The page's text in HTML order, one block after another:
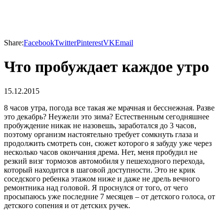
Share:FacebookTwitterPinterestVKEmail
Что пробуждает каждое утро
15.12.2015
8 часов утра, погода все такая же мрачная и бесснежная. Разве
это декабрь? Неужели это зима? Естественным сегодняшнее
пробуждение никак не назовешь, заработался до 3 часов,
поэтому организм настоятельно требует сомкнуть глаза и
продолжить смотреть сон, сюжет которого я забуду уже через
несколько часов окончания дрема. Нет, меня пробудил не
резкий визг тормозов автомобиля у пешеходного перехода,
который находится в шаговой доступности. Это не крик
соседского ребенка этажом ниже и даже не дрель вечного
ремонтника над головой. Я проснулся от того, от чего
просыпаюсь уже последние 7 месяцев – от детского голоса, от
детского сопения и от детских ручек.